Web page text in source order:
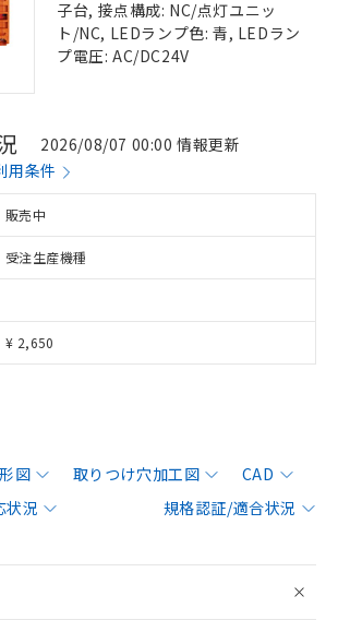
子台, 接点構成: NC/点灯ユニッ
ト/NC, LEDランプ色: 青, LEDラン
プ電圧: AC/DC24V
2026/08/07 00:00 情報更新
用条件
販売中
受注生産機種
¥ 2,650
図 取りつけ穴加工図
CAD
状況
規格認証/適合状況